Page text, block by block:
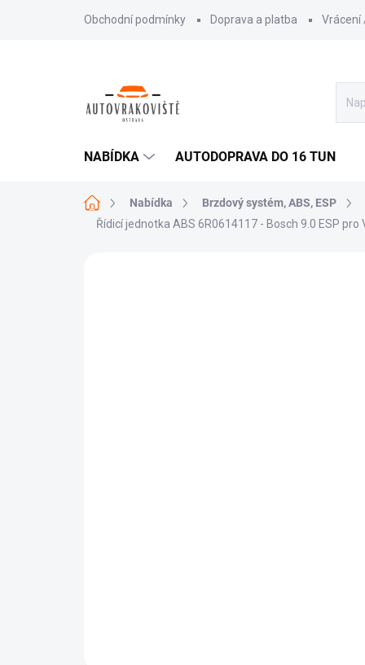
Obchodní podmínky Doprava a platba Vrácení
NABÍDKA AUTODOPRAVA DO 16 TUN
Domů Nabídka
Brzdový systém, ABS, ESP
Řídicí jednotka ABS 6R0614117 - Bosch 9.0 ESP pro